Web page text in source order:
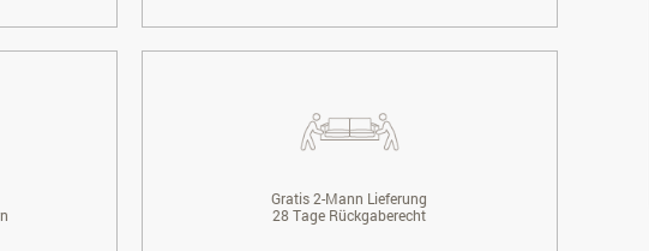
Gratis 2-Mann Lieferung
28 Tage Rückgaberecht